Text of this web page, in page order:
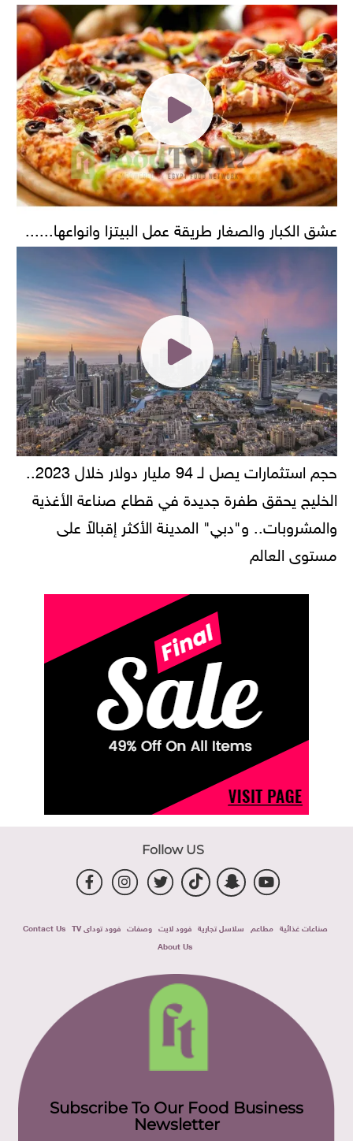
عشق الكبار والصغار طريقة عمل البيتزا وانواعها......
حجم استثمارات يصل لـ 94 مليار دولار خلال 2023..
الخليج يحقق طفرة جديدة في قطاع صناعة الأغذية
والمشروبات.. و"دبي" المدينة الأكثر إقبالاً على
مستوى العالم
Follow US
صناعات غذائية مطاعم سلاسل تجارية فوود لايت وصفات فوود توداى TV
Contact Us
About Us
Subscribe To Our Food Business
Newsletter